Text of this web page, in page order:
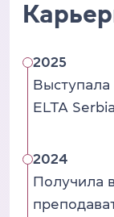
2025
ELTA Serbia
2024
Получила